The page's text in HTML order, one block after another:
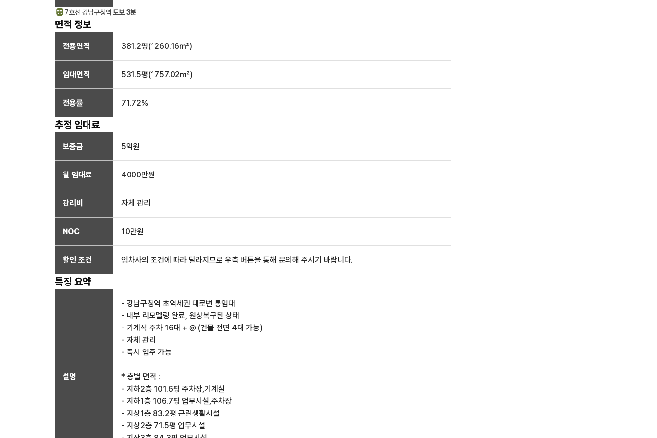
7호선 강남구청역 도보 3분
면적 정보
전용면적 381.2평(1260.16㎡)
임대면적 531.5평(1757.02㎡)
전용률 71.72%
추정 임대료
보증금 5억원
월 임대료 4000만원
관리비 자체 관리
NOC 10만원
할인 조건 임차사의 조건에 따라 달라지므로 우측 버튼을 통해 문의해 주시기 바랍니다.
특징 요약
설명
- 강남구청역 초역세권 대로변 통임대
- 내부 리모델링 완료, 원상복구된 상태
- 기계식 주차 16대 + @ (건물 전면 4대 가능)
- 자체 관리
- 즉시 입주 가능
* 층별 면적 :
- 지하2층 101.6평 주차장,기계실
- 지하1층 106.7평 업무시설,주차장
- 지상1층 83.2평 근린생활시설
- 지상2층 71.5평 업무시설